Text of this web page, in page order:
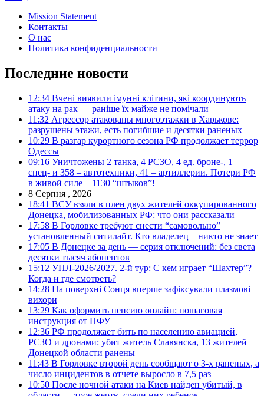
Mission Statement
Контакты
О нас
Политика конфиденциальности
Последние новости
12:34 Вчені виявили імунні клітини, які координують
атаку на рак — раніше їх майже не помічали
11:32 Агрессор атакованы многоэтажки в Харькове:
разрушены этажи, есть погибшие и десятки раненых
10:29 В разгар курортного сезона РФ продолжает террор
Одессы
09:16 Уничтожены 2 танка, 4 РСЗО, 4 ед. броне-, 1 –
спец- и 358 – автотехники, 41 – артиллерии. Потери РФ
в живой силе – 1130 “штыков”!
8 Серпня , 2026
18:41 ВСУ взяли в плен двух жителей оккупированного
Донецка, мобилизованных РФ: что они рассказали
17:58 В Горловке требуют снести “самовольно”
установленный ситилайт. Кто владелец – никто не знает
17:05 В Донецке за день — серия отключений: без света
десятки тысяч абонентов
15:12 УПЛ-2026/2027. 2-й тур: С кем играет “Шахтер”?
Когда и где смотреть?
14:28 На поверхні Сонця вперше зафіксували плазмові
вихори
13:29 Как оформить пенсию онлайн: пошаговая
инструкция от ПФУ
12:36 РФ продолжает бить по населению авиацией,
РСЗО и дронами: убит житель Славянска, 13 жителей
Донецкой области ранены
11:43 В Горловке второй день сообщают о 3-х раненых, а
число инцидентов в отчете выросло в 7,5 раз
10:50 После ночной атаки на Киев найден убитый, в